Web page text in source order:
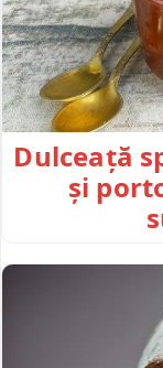
Dulceață
și